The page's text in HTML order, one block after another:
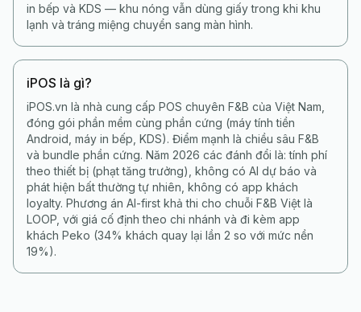
in bếp và KDS — khu nóng vẫn dùng giấy trong khi khu
lạnh và tráng miệng chuyển sang màn hình.
iPOS là gì?
iPOS.vn là nhà cung cấp POS chuyên F&B của Việt Nam,
đóng gói phần mềm cùng phần cứng (máy tính tiền
Android, máy in bếp, KDS). Điểm mạnh là chiều sâu F&B
và bundle phần cứng. Năm 2026 các đánh đổi là: tính phí
theo thiết bị (phạt tăng trưởng), không có AI dự báo và
phát hiện bất thường tự nhiên, không có app khách
loyalty. Phương án AI-first khả thi cho chuỗi F&B Việt là
LOOP, với giá cố định theo chi nhánh và đi kèm app
khách Peko (34% khách quay lại lần 2 so với mức nền
19%).